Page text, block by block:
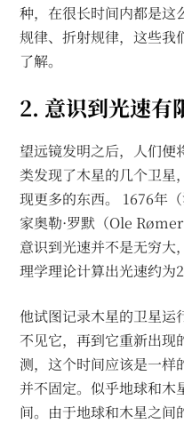
种，在很长时间内都是这
规律、折射规律，这些我
了解。
2. 意识到光速有
望远镜发明之后，人们便
类发现了木星的几个卫星
现更多的东西。 1676年
家奥勒·罗默（Ole
意识到光速并不是无穷大
理学理论计算出光速约为
他试图记录木星的卫星运
不见它，再到它重新出现
测，这个时间应该是一样
并不固定。似乎地球和木
间。由于地球和木星之间